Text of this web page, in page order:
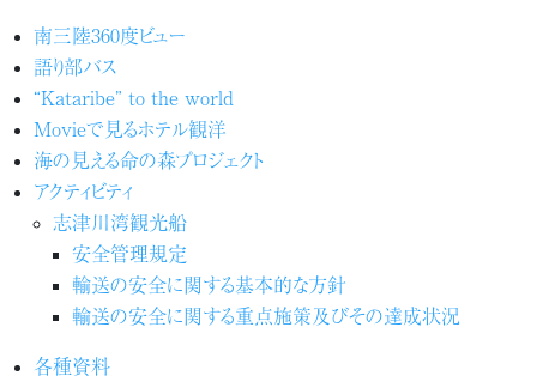
南三陸360度ビュー
語り部バス
“Kataribe” to the world
Movieで見るホテル観洋
海の見える命の森プロジェクト
アクティビティ
志津川湾観光船
安全管理規定
輸送の安全に関する基本的な方針
輸送の安全に関する重点施策及びその達成状況
各種資料